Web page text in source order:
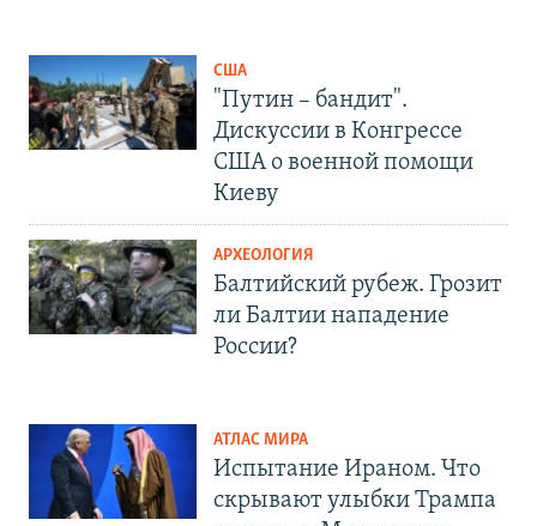
США
"Путин – бандит".
Дискуссии в Конгрессе
США о военной помощи
Киеву
АРХЕОЛОГИЯ
Балтийский рубеж. Грозит
ли Балтии нападение
России?
АТЛАС МИРА
Испытание Ираном. Что
скрывают улыбки Трампа